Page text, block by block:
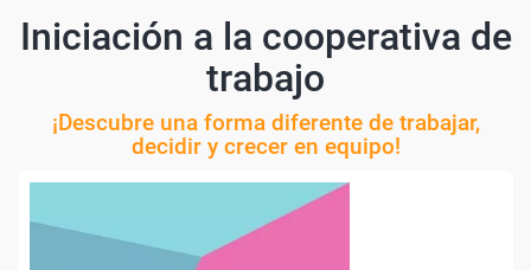
Iniciación a la cooperativa de
trabajo
¡Descubre una forma diferente de trabajar,
decidir y crecer en equipo!